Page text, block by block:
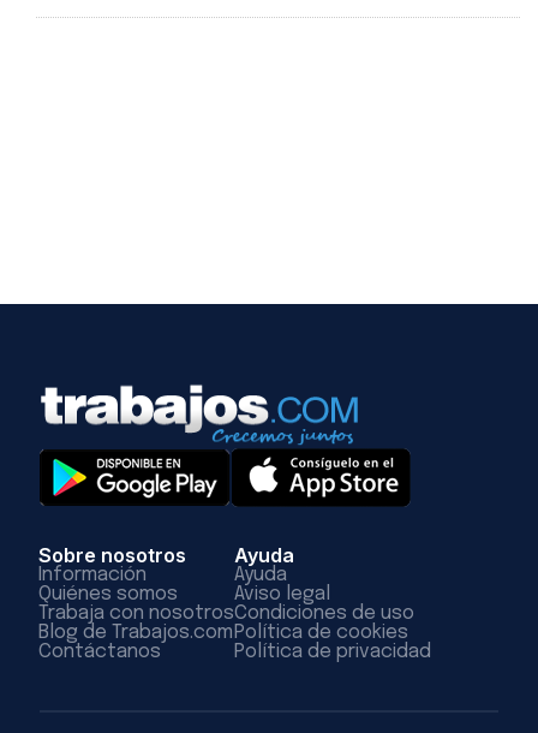
Sobre nosotros
Información
Quiénes somos
Trabaja con nosotros
Blog de Trabajos.com
Contáctanos
Ayuda
Ayuda
Aviso legal
Condiciones de uso
Política de cookies
Política de privacidad